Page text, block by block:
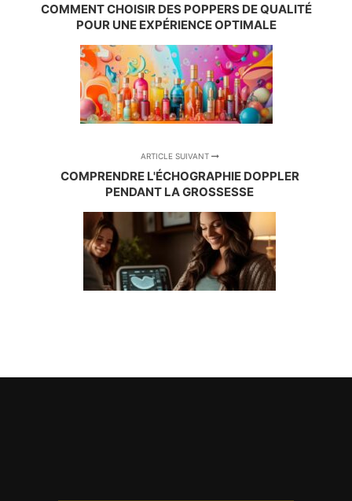
COMMENT CHOISIR DES POPPERS DE QUALITÉ
POUR UNE EXPÉRIENCE OPTIMALE
ARTICLE SUIVANT
COMPRENDRE L'ÉCHOGRAPHIE DOPPLER
PENDANT LA GROSSESSE